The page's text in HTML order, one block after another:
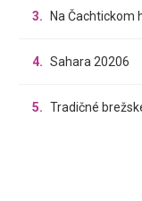
3. Na Čachtickom
4. Sahara 20206
5. Tradičné